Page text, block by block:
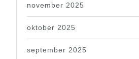
november 2025
oktober 2025
september 2025